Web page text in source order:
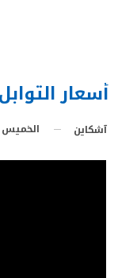
أسعار
آشكاين الخميس 14 مايو 2026 -